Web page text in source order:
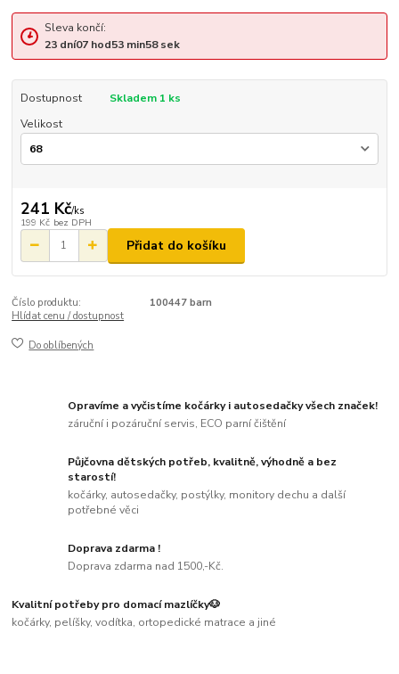
Sleva končí:
23 dní07hod53min57sek
Dostupnost
Skladem 1 ks
Velikost
241 Kč/ks
199 Kč bez DPH
Přidat do košíku
Číslo produktu:
100447 barn
Hlídat cenu / dostupnost
Do oblíbených
Opravíme a vyčistíme kočárky i autosedačky všech značek!
záruční i pozáruční servis, ECO parní čištění
Půjčovna dětských potřeb, kvalitně, výhodně a bez
starostí!
kočárky, autosedačky, postýlky, monitory dechu a další
potřebné věci
Doprava zdarma !
Doprava zdarma nad 1500,-Kč.
Kvalitní potřeby pro domací mazlíčky🐶
kočárky, pelíšky, vodítka, ortopedické matrace a jiné